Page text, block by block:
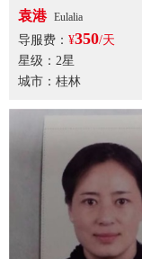
袁港 Eulalia
导服费： ¥350/天
星级：2星
城市：桂林